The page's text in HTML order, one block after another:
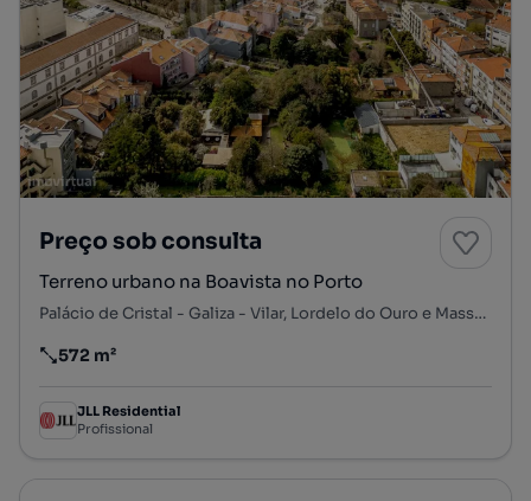
Preço sob consulta
Terreno urbano na Boavista no Porto
Palácio de Cristal - Galiza - Vilar, Lordelo do Ouro e Massarelos, Porto, Porto
Preço por metro quadrado
572 m²
JLL Residential
Profissional